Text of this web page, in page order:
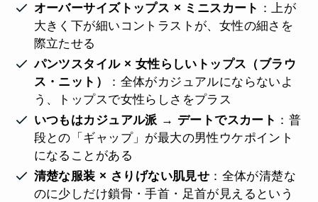
オーバーサイズトップス × ミニスカート ：上が
大きく下が細いコントラストが、女性の細さを
際立たせる
パンツスタイル × 女性らしいトップス（ブラウ
ス・ニット）
：全体がカジュアルにならないよ
う、トップスで女性らしさをプラス
いつもはカジュアル派 → デートでスカート ：普
段との「ギャップ」が最大の男性ウケポイント
になることがある
清楚な服装 × さりげない肌見せ ：全体が清楚な
のに少しだけ鎖骨・手首・足首が見えるという